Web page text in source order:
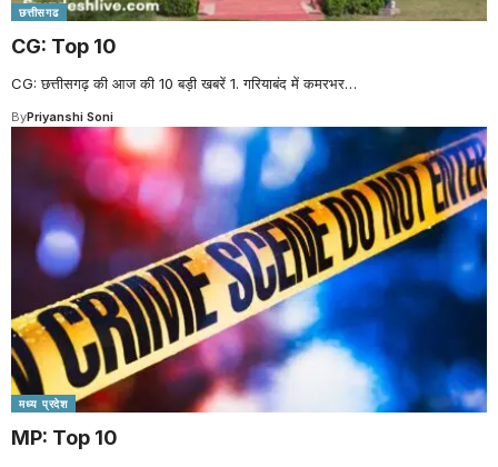
छत्तीसगढ
CG: Top 10
CG: छत्तीसगढ़ की आज की 10 बड़ी खबरें 1. गरियाबंद में कमरभर…
ByPriyanshi Soni
मध्य प्रदेश
MP: Top 10